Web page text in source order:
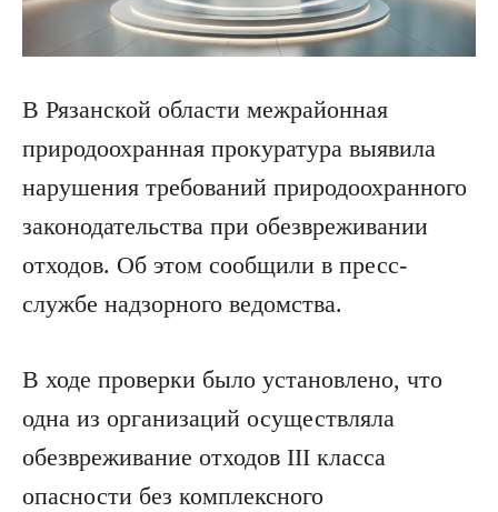
В Рязанской области межрайонная
природоохранная прокуратура выявила
нарушения требований природоохранного
законодательства при обезвреживании
отходов. Об этом сообщили в пресс-
службе надзорного ведомства.
В ходе проверки было установлено, что
одна из организаций осуществляла
обезвреживание отходов III класса
опасности без комплексного